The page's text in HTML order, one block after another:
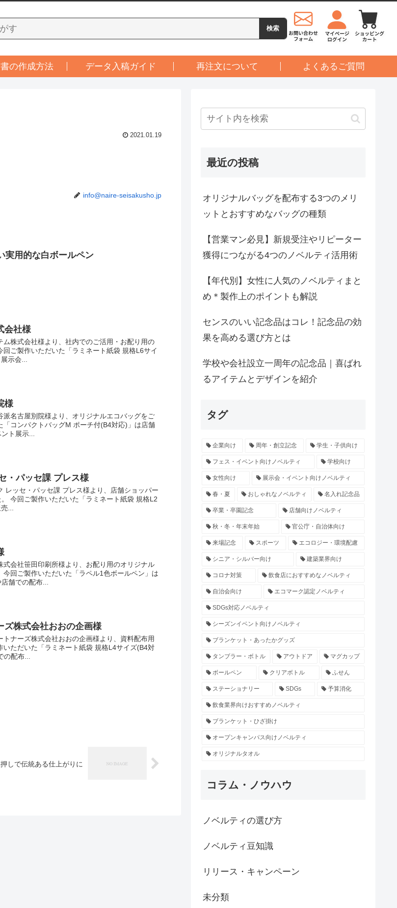
の作成方法 データ入稿ガイド 再注文について よくあるご質問
2021.01.19
info@naire-seisakusho.jp
実用的な白ボールペン
会社様
株式会社様より、社内でのご活用・お配り用の
ご製作いただいた「ラミネート紙袋 規格L6サイ
示会...
様
名古屋別院様より、オリジナルエコバッグをご
コンパクトバッグM ポーチ付(B4対応)」は店舗
ト展示...
・パッセ課 プレス様
レッセ・パッセ課 プレス様より、店舗ショッパー
今回ご製作いただいた「ラミネート紙袋 規格L2
...
会社笹田印刷所様より、お配り用のオリジナル
回ご製作いただいた「ラペル1色ボールペン」は
舗での配布...
ズ株式会社おおの企画様
ナーズ株式会社おおの企画様より、資料配布用
ただいた「ラミネート紙袋 規格L4サイズ(B4対
配布...
しで伝統ある仕上がりに
最近の投稿
オリジナルバッグを配布する3つのメリ
ットとおすすめなバッグの種類
【営業マン必見】新規受注やリピーター
獲得につながる4つのノベルティ活用術
【年代別】女性に人気のノベルティまと
め＊製作上のポイントも解説
センスのいい記念品はコレ！記念品の効
果を高める選び方とは
学校や会社設立一周年の記念品｜喜ばれ
るアイテムとデザインを紹介
タグ
企業向け 周年・創立記念 学生・子供向け
フェス・イベント向けノベルティ 学校向け
女性向け 展示会・イベント向けノベルティ
春・夏 おしゃれなノベルティ 名入れ記念品
卒業・卒園記念 店舗向けノベルティ
秋・冬・年末年始 官公庁・自治体向け
来場記念 スポーツ エコロジー・環境配慮
シニア・シルバー向け 建築業界向け
コロナ対策 飲食店におすすめなノベルティ
自治会向け エコマーク認定ノベルティ
SDGs対応ノベルティ
シーズンイベント向けノベルティ
ブランケット・あったかグッズ
タンブラー・ボトル アウトドア マグカップ
ボールペン クリアボトル ふせん
ステーショナリー SDGs 予算消化
飲食業界向けおすすめノベルティ
ブランケット・ひざ掛け
オープンキャンパス向けノベルティ
オリジナルタオル
コラム・ノウハウ
ノベルティの選び方
ノベルティ豆知識
リリース・キャンペーン
未分類